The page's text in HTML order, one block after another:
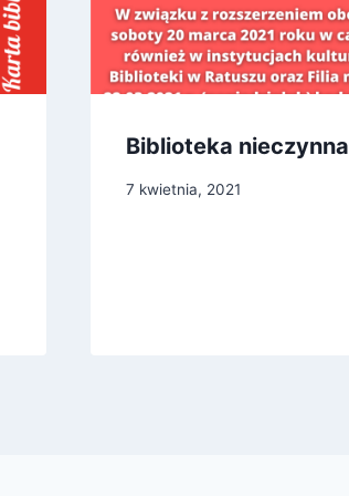
Biblioteka nieczynna
7 kwietnia, 2021